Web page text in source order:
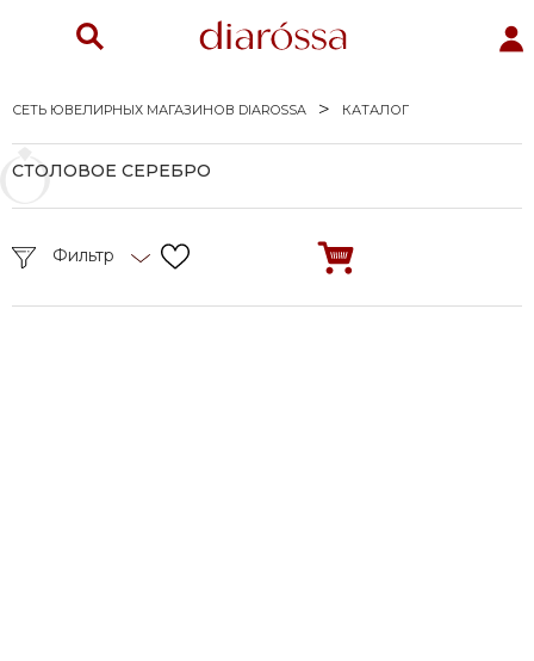
СЕТЬ ЮВЕЛИРНЫХ МАГАЗИНОВ DIAROSSA КАТАЛОГ
СТОЛОВОЕ СЕРЕБРО
Фильтр